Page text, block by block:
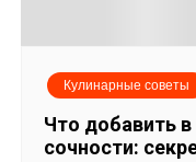
Кулинарные советы
Что добавить
сочности: